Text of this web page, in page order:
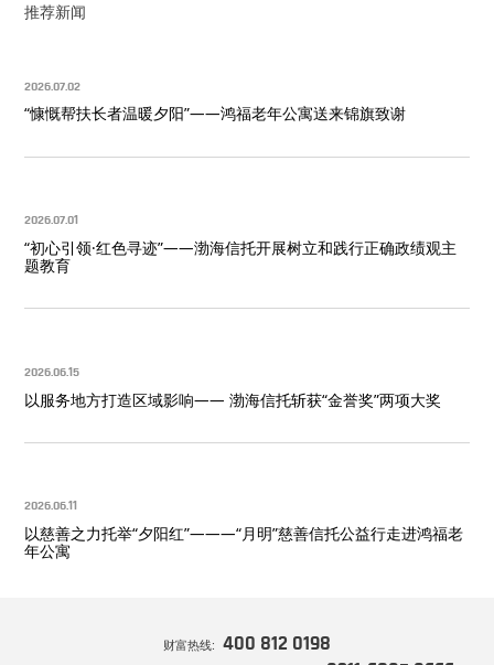
推荐新闻
2026.07.02
“慷慨帮扶长者温暖夕阳”——鸿福老年公寓送来锦旗致谢
2026.07.01
“初心引领·红色寻迹”——渤海信托开展树立和践行正确政绩观主
题教育
2026.06.15
以服务地方打造区域影响—— 渤海信托斩获“金誉奖”两项大奖
2026.06.11
以慈善之力托举“夕阳红”———“月明”慈善信托公益行走进鸿福老
年公寓
财富热线: 400 812 0198